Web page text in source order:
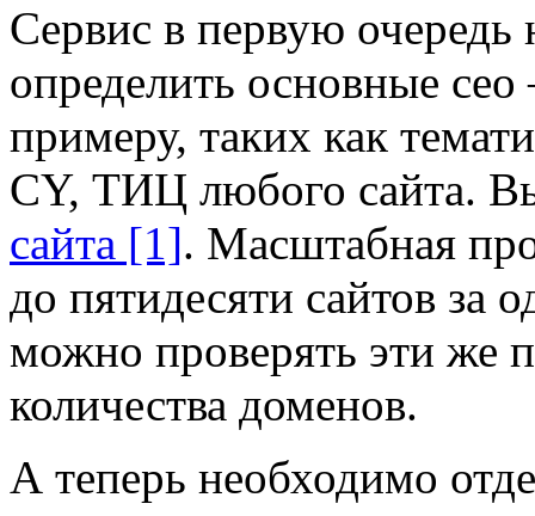
Сервис в первую очередь
определить основные сео
примеру, таких как
CY, ТИЦ любого сайта.
сайта [1]. Масштабная
до пятидесяти сайтов за
можно проверять эти же
количества доменов.
А теперь необходимо